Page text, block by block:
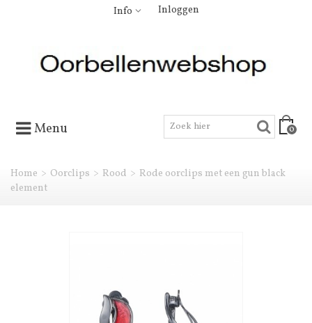
Info Inloggen
Menu 0
Home > Oorclips > Rood > Rode oorclips met een gun black
element